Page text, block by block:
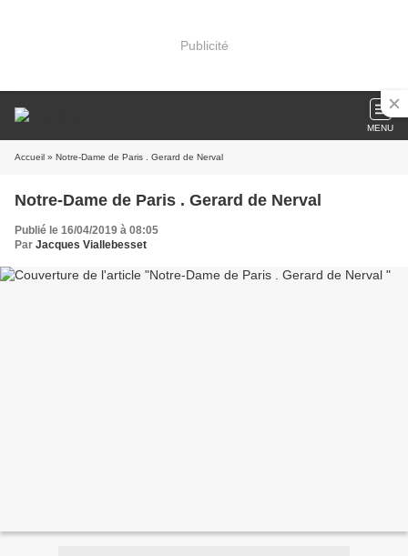
Publicité
MENU
Accueil » Notre-Dame de Paris . Gerard de Nerval
Notre-Dame de Paris . Gerard de Nerval
Publié le 16/04/2019 à 08:05
Par Jacques Viallebesset